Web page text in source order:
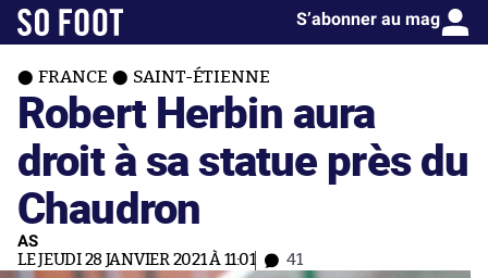
S’abonner au mag
FRANCE SAINT-ÉTIENNE
Robert Herbin aura
droit à sa statue près du
Chaudron
AS
LE JEUDI 28 JANVIER 2021 À 11:01 41